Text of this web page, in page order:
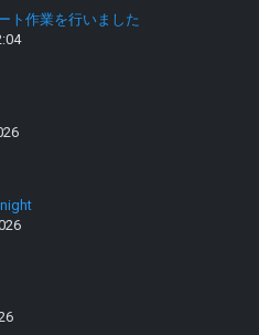
ト作業を行いました